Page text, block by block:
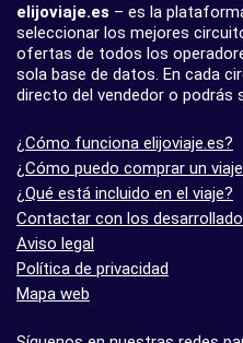
elijoviaje.es – es la
seleccionar los mejores
ofertas de todos los
sola base de datos. En cada
directo del vendedor o podrás
¿Cómo funciona elijoviaje.es?
¿Cómo puedo comprar un
¿Qué está incluido en el viaje?
Contactar con los
Aviso legal
Política de privacidad
Mapa web